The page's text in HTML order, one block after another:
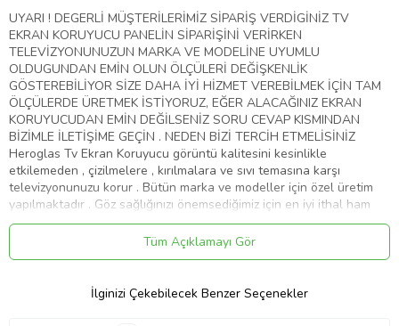
UYARI ! DEGERLİ MÜŞTERİLERİMİZ SİPARİŞ VERDİGİNİZ TV
EKRAN KORUYUCU PANELİN SİPARİŞİNİ VERİRKEN
TELEVİZYONUNUZUN MARKA VE MODELİNE UYUMLU
OLDUGUNDAN EMİN OLUN ÖLÇÜLERİ DEĞİŞKENLİK
GÖSTEREBİLİYOR SİZE DAHA İYİ HİZMET VEREBİLMEK İÇİN TAM
ÖLÇÜLERDE ÜRETMEK İSTİYORUZ, EĞER ALACAĞINIZ EKRAN
KORUYUCUDAN EMİN DEĞİLSENİZ SORU CEVAP KISMINDAN
BİZİMLE İLETİŞİME GEÇİN . NEDEN BİZİ TERCİH ETMELİSİNİZ
Heroglas Tv Ekran Koruyucu görüntü kalitesini kesinlikle
etkilemeden , çizilmelere , kırılmalara ve sıvı temasına karşı
televizyonunuzu korur . Bütün marka ve modeller için özel üretim
yapılmaktadır . Göz sağlığınızı önemsediğimiz için en iyi ithal ham
maddeyi kullanıyoruz .Ekranınızın yıllar sonra dahi ilk gün ki gibi
kalmasını sağlar Ürünlerimiz görüntü , solma ve sararma kaybına
karşı 10 yıl garanti kapsamındadır . Full HD 4K - 8K ve tüm TV' ler
%100 şeffaflığa sahiptir. Televizyon ekranından 10 kat daha
sağlamdır . Cam gibi keskin değildir.Size ve çoçuklarınıza zarar
Tüm Açıklamayı Gör
İlginizi Çekebilecek Benzer Seçenekler